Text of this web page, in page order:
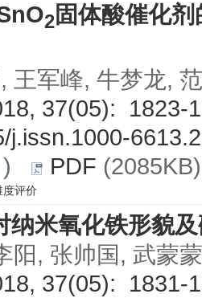
2固体酸催化
王军峰, 牛梦龙,
37(05): 1823-
j.issn.1000-
) PDF
度评价
纳米氧化铁形貌
阳, 张帅国, 武蒙
37(05): 1831-